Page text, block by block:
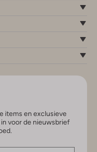
items en exclusieve
voor de nieuwsbrief